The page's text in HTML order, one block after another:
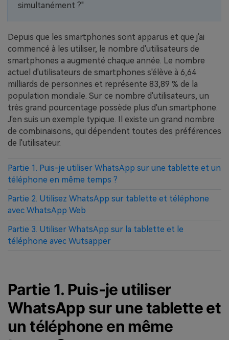
simultanément ?"
Depuis que les smartphones sont apparus et que j'ai
commencé à les utiliser, le nombre d'utilisateurs de
smartphones a augmenté chaque année. Le nombre
actuel d'utilisateurs de smartphones s'élève à 6,64
milliards de personnes et représente 83,89 % de la
population mondiale. Sur ce nombre d'utilisateurs, un
très grand pourcentage possède plus d'un smartphone.
J'en suis un exemple typique. Il existe un grand nombre
de combinaisons, qui dépendent toutes des préférences
de l'utilisateur.
Partie 1. Puis-je utiliser WhatsApp sur une tablette et un
téléphone en même temps ?
Partie 2. Utilisez WhatsApp sur tablette et téléphone
avec WhatsApp Web
Partie 3. Utiliser WhatsApp sur la tablette et le
téléphone avec Wutsapper
Partie 1. Puis-je utiliser
WhatsApp sur une tablette et
un téléphone en même